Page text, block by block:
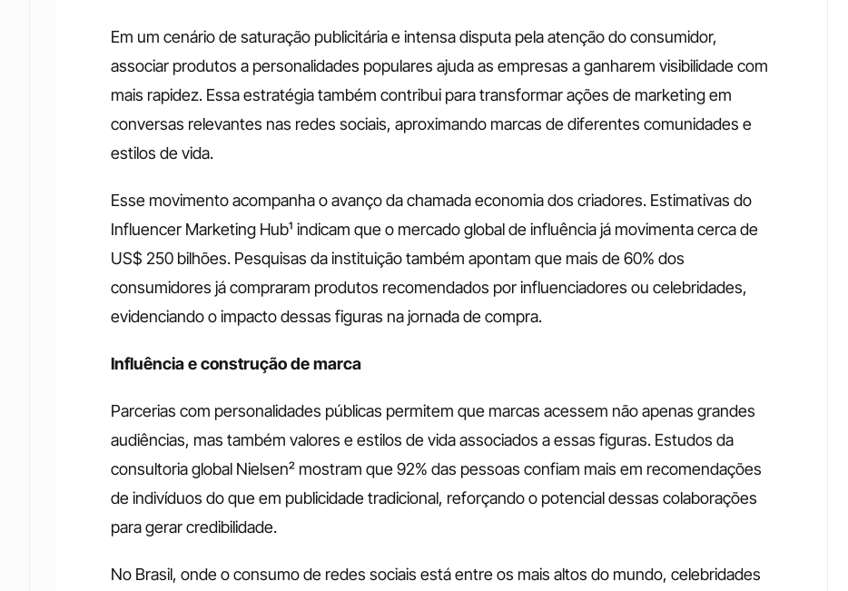
Em um cenário de saturação publicitária e intensa disputa pela atenção do consumidor,
associar produtos a personalidades populares ajuda as empresas a ganharem visibilidade com
mais rapidez. Essa estratégia também contribui para transformar ações de marketing em
conversas relevantes nas redes sociais, aproximando marcas de diferentes comunidades e
estilos de vida.
Esse movimento acompanha o avanço da chamada economia dos criadores. Estimativas do
Influencer Marketing Hub¹ indicam que o mercado global de influência já movimenta cerca de
US$ 250 bilhões. Pesquisas da instituição também apontam que mais de 60% dos
consumidores já compraram produtos recomendados por influenciadores ou celebridades,
evidenciando o impacto dessas figuras na jornada de compra.
Influência e construção de marca
Parcerias com personalidades públicas permitem que marcas acessem não apenas grandes
audiências, mas também valores e estilos de vida associados a essas figuras. Estudos da
consultoria global Nielsen² mostram que 92% das pessoas confiam mais em recomendações
de indivíduos do que em publicidade tradicional, reforçando o potencial dessas colaborações
para gerar credibilidade.
No Brasil, onde o consumo de redes sociais está entre os mais altos do mundo, celebridades